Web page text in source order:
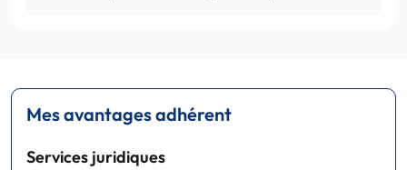
Mes avantages adhérent
Services juridiques